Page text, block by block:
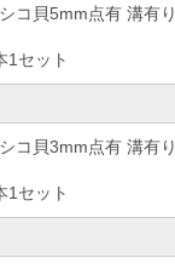
コ貝5mm点有 溝有り
セット
コ貝3mm点有 溝有り
セット